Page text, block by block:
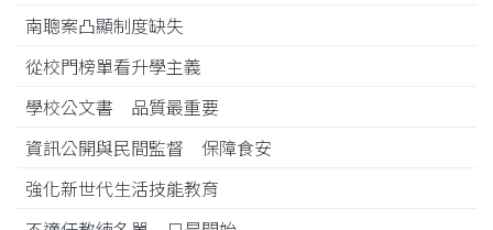
南聰案凸顯制度缺失
從校門榜單看升學主義
學校公文書 品質最重要
資訊公開與民間監督 保障食安
強化新世代生活技能教育